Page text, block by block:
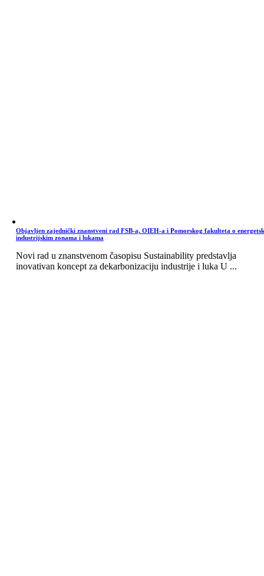
Objavljen zajednički znanstveni rad FSB-a, OIEH-a i Pomorskog fakulteta o
industrijskim zonama i lukama
Novi rad u znanstvenom časopisu Sustainability predstavlja
inovativan koncept za dekarbonizaciju industrije i luka U ...